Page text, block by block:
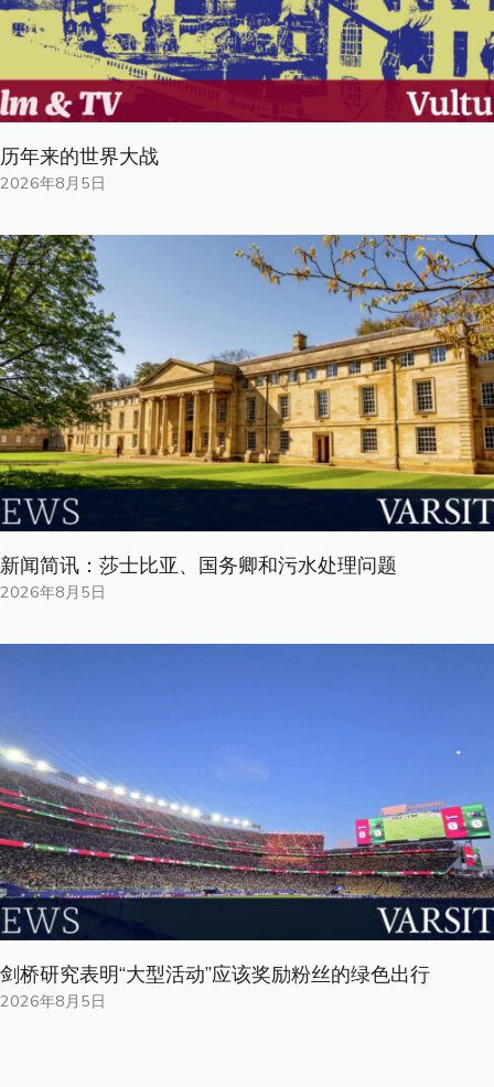
历年来的世界大战
2026年8月5日
新闻简讯：莎士比亚、国务卿和污水处理问题
2026年8月5日
剑桥研究表明“大型活动”应该奖励粉丝的绿色出行
2026年8月5日